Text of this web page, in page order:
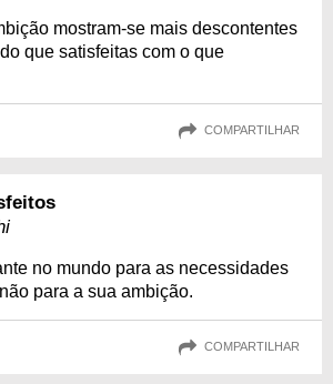
mostram-se mais descontentes
que satisfeitas com o que
COMPARTILHAR
no mundo para as necessidades
para a sua ambição.
COMPARTILHAR